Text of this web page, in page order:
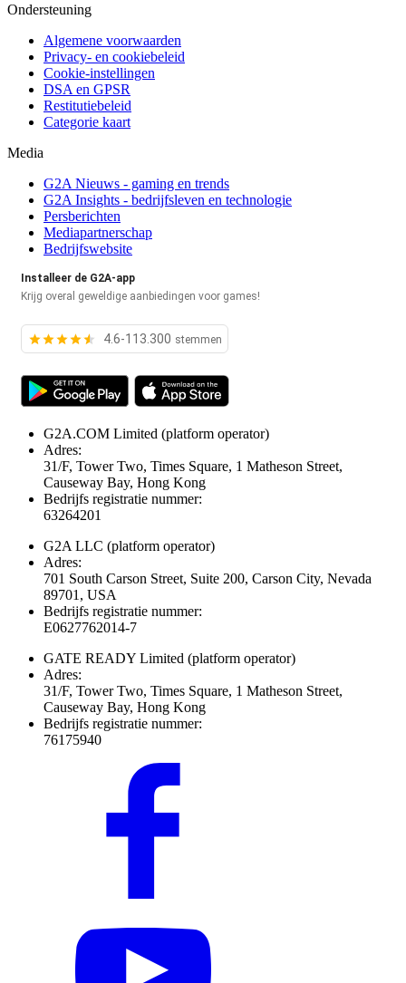
Ondersteuning
Algemene voorwaarden
Privacy- en cookiebeleid
Cookie-instellingen
DSA en GPSR
Restitutiebeleid
Categorie kaart
Media
G2A Nieuws - gaming en trends
G2A Insights - bedrijfsleven en technologie
Persberichten
Mediapartnerschap
Bedrijfswebsite
Installeer de G2A-app
Krijg overal geweldige aanbiedingen voor games!
4.6-113.300 stemmen
G2A.COM Limited (platform operator)
Adres:
31/F, Tower Two, Times Square, 1 Matheson Street,
Causeway Bay, Hong Kong
Bedrijfs registratie nummer:
63264201
G2A LLC (platform operator)
Adres:
701 South Carson Street, Suite 200, Carson City, Nevada
89701, USA
Bedrijfs registratie nummer:
E0627762014-7
GATE READY Limited (platform operator)
Adres:
31/F, Tower Two, Times Square, 1 Matheson Street,
Causeway Bay, Hong Kong
Bedrijfs registratie nummer:
76175940